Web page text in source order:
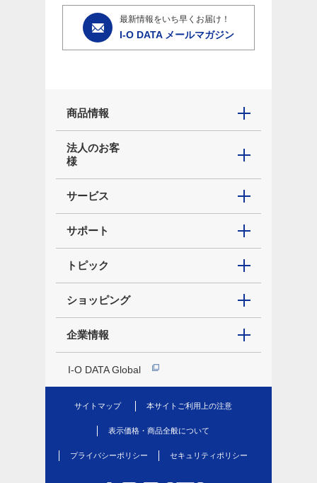
最新情報をいち早くお届け！
I-O DATA メールマガジン
商品情報
法人のお客
様
サービス
サポート
トピック
ショッピング
企業情報
I-O DATA Global
サイトマップ 本サイトご利用上の注意
表示価格・商品全般について
プライバシーポリシー セキュリティポリシー